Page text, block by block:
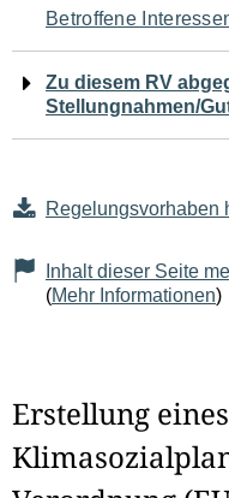
den
Seiteninhalt
Betroffene
Zu diesem RV
Stellungnahmen/
Regelungsvorhaben
Inhalt dieser Seite
(Mehr Informationen)
Erstellung